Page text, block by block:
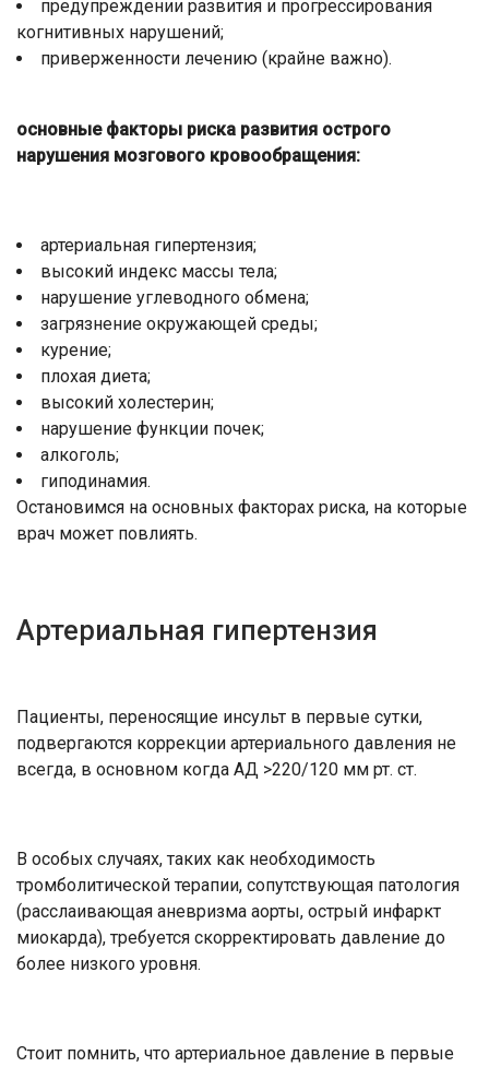
предупреждении развития и прогрессирования
когнитивных нарушений;
приверженности лечению (крайне важно).
основные факторы риска развития острого
нарушения мозгового кровообращения:
артериальная гипертензия;
высокий индекс массы тела;
нарушение углеводного обмена;
загрязнение окружающей среды;
курение;
плохая диета;
высокий холестерин;
нарушение функции почек;
алкоголь;
гиподинамия.
Остановимся на основных факторах риска, на которые
врач может повлиять.
Артериальная гипертензия
Пациенты, переносящие инсульт в первые сутки,
подвергаются коррекции артериального давления не
всегда, в основном когда АД >220/120 мм рт. ст.
В особых случаях, таких как необходимость
тромболитической терапии, сопутствующая патология
(расслаивающая аневризма аорты, острый инфаркт
миокарда), требуется скорректировать давление до
более низкого уровня.
Стоит помнить, что артериальное давление в первые